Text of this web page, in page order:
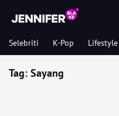
Selebriti K-Pop Lifestyle
Tag: Sayang